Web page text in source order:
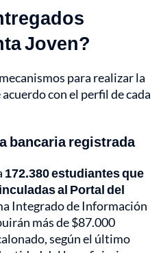
Joven?
para realizar la
con el perfil de cada
bancaria registrada
172.380 estudiantes que
al Portal del
Integrado de Información
más de $87.000
según el último